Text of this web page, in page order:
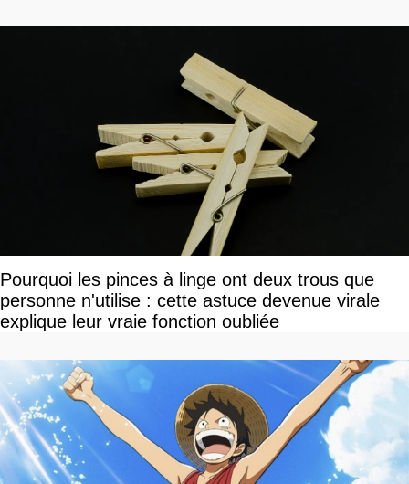
Pourquoi les pinces à linge ont deux trous que
personne n'utilise : cette astuce devenue virale
explique leur vraie fonction oubliée